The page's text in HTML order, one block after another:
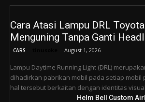
Cara Atasi Lampu DRL
Menguning Tanpa Ganti
CARS - August 1, 2026
Lampu Daytime Running Light (DRL)
dihadirkan pabrikan mobil pada setiap mobil
hal tersebut berkaitan dengan identitas
Helm Bell Custom